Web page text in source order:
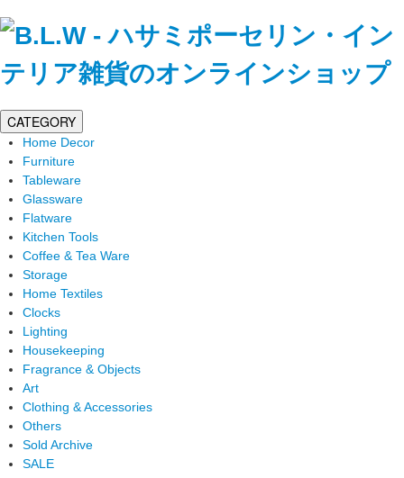
CATEGORY
Home Decor
Furniture
Tableware
Glassware
Flatware
Kitchen Tools
Coffee & Tea Ware
Storage
Home Textiles
Clocks
Lighting
Housekeeping
Fragrance & Objects
Art
Clothing & Accessories
Others
Sold Archive
SALE